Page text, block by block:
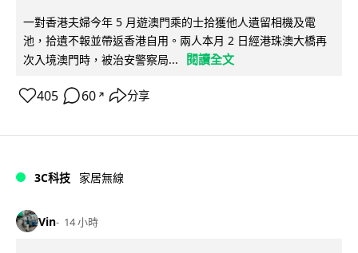
一對香港夫婦今年 5 月遊澳門乘的士拾獲他人遺留相機及電
池，拾遺不報並帶返香港自用。兩人本月 2 日經港珠澳大橋再
次入境澳門時，被治安警察局...
閱讀全文
405 60 ↗ 分享
3C科技 家居無線
Vin 14 小時